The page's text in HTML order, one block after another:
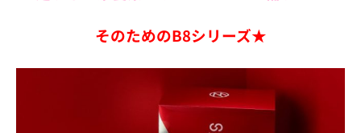
そのためのB8シリーズ★